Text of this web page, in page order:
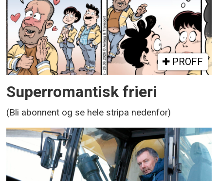
PROFF
Superromantisk frieri
(Bli abonnent og se hele stripa nedenfor)